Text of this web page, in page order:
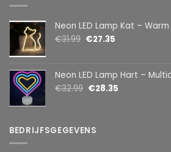
Neon LED Lamp Kat – Warm Wit – USB & Batterij –
€31.99 €27.35
Neon LED Lamp Hart – Multicolor – USB & Batterij – Hartvormige
€32.99 €28.35
BEDRIJFSGEGEVENS